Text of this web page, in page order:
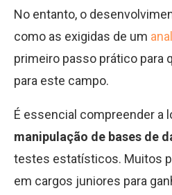
No entanto, o
como as exigidas de um
primeiro passo prático para
para este campo.
É essencial compreender a
manipulação de bases de
testes estatísticos. Muitos
em cargos juniores para